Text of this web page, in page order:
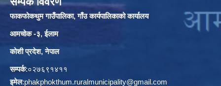
फाकफोकथुम गाउँपालिका, गाँउ कार्यपालिकाको कार्यालय
आमचोक -३, ईलाम
कोशी प्रदेश, नेपाल
सम्पर्क:०२७६९१४११
इमेल:phakphokthum.ruralmunicipality@gmail.com